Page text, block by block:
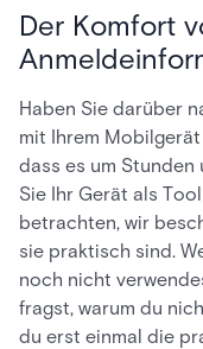
Der Komfort
Haben Sie darüber
mit Ihrem
dass es um Stunden
Sie Ihr Gerät als
betrachten, wir
sie praktisch sind.
noch nicht
fragst, warum du
du erst einmal die